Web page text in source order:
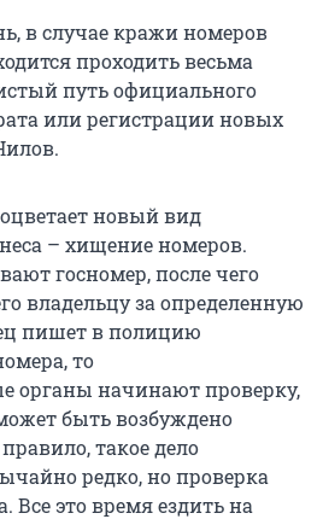
в случае кражи номеров
проходить весьма
путь официального
или регистрации новых
новый вид
– хищение номеров.
госномер, после чего
владельцу за определенную
пишет в полицию
то
органы начинают проверку,
быть возбуждено
такое дело
редко, но проверка
Все это время ездить на